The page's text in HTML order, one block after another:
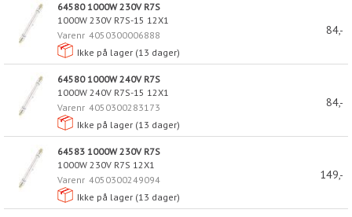
64580 1000W 230V R7S
1000W 230V R7S-15 12X1
Varenr 4050300006888
Ikke på lager (13 dager)
84,-
64580 1000W 240V R7S
1000W 240V R7S-15 12X1
Varenr 4050300283173
Ikke på lager (13 dager)
84,-
64583 1000W 230V R7S
1000W 230V R7S 12X1
Varenr 4050300249094
Ikke på lager (13 dager)
149,-